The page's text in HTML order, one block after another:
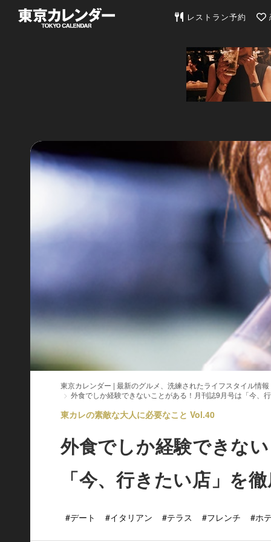
東京カレンダー | 最新
レストラン予約
東京カレンダー | 最新のグルメ、洗練されたライフスタイル情報
外食でしか経験できないことがある！月刊誌9月号は「今、
東カレの素敵な大人に必要なこと Vol.40
外食でしか経験できな
「今、行きたい店」を
#デート #イタリアン #テラス #フレンチ #ホ